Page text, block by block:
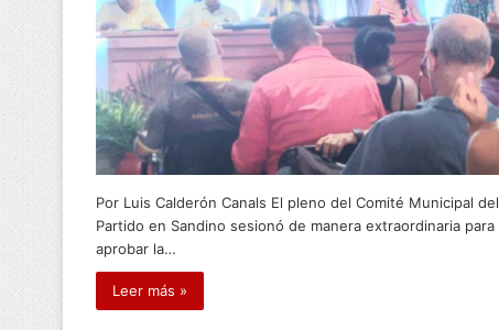
Por Luis Calderón Canals El pleno del Comité Municipal del
Partido en Sandino sesionó de manera extraordinaria para
aprobar la…
Leer más »